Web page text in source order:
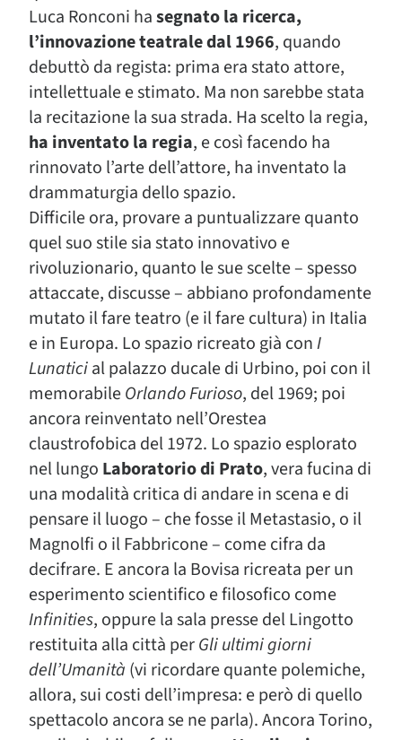
Luca Ronconi hasegnato la ricerca,
l’innovazione teatrale dal 1966, quando
debuttò da regista: prima era stato attore,
intellettuale e stimato. Ma non sarebbe stata
la recitazione la sua strada. Ha scelto la regia,
ha inventato la regia, e così facendo ha
rinnovato l’arte dell’attore, ha inventato la
drammaturgia dello spazio.
Difficile ora, provare a puntualizzare quanto
quel suo stile sia stato innovativo e
rivoluzionario, quanto le sue scelte – spesso
attaccate, discusse – abbiano profondamente
mutato il fare teatro (e il fare cultura) in Italia
e in Europa. Lo spazio ricreato già conI
Lunaticial palazzo ducale di Urbino, poi con il
memorabileOrlando Furioso, del 1969; poi
ancora reinventato nell’Orestea
claustrofobica del 1972. Lo spazio esplorato
nel lungo Laboratorio di Prato, vera fucina di
una modalità critica di andare in scena e di
pensare il luogo – che fosse il Metastasio, o il
Magnolfi o il Fabbricone – come cifra da
decifrare. E ancora la Bovisa ricreata per un
esperimento scientifico e filosofico come
Infinities, oppure la sala presse del Lingotto
restituita alla città perGli ultimi giorni
dell’Umanità (vi ricordare quante polemiche,
allora, sui costi dell’impresa: e però di quello
spettacolo ancora se ne parla). Ancora Torino,